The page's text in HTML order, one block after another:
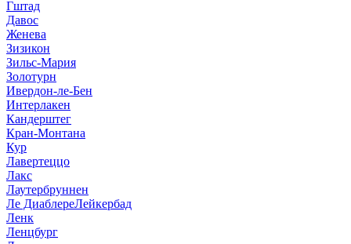
Гштад
Давос
Женева
Зизикон
Зильс-Мария
Золотурн
Ивердон-ле-Бен
Интерлакен
Кандерштег
Кран-Монтана
Кур
Лавертеццо
Лакс
Лаутербруннен
Ле ДиаблереЛейкербад
Ленк
Ленцбург